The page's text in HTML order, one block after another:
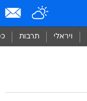
ויראלי תרבות